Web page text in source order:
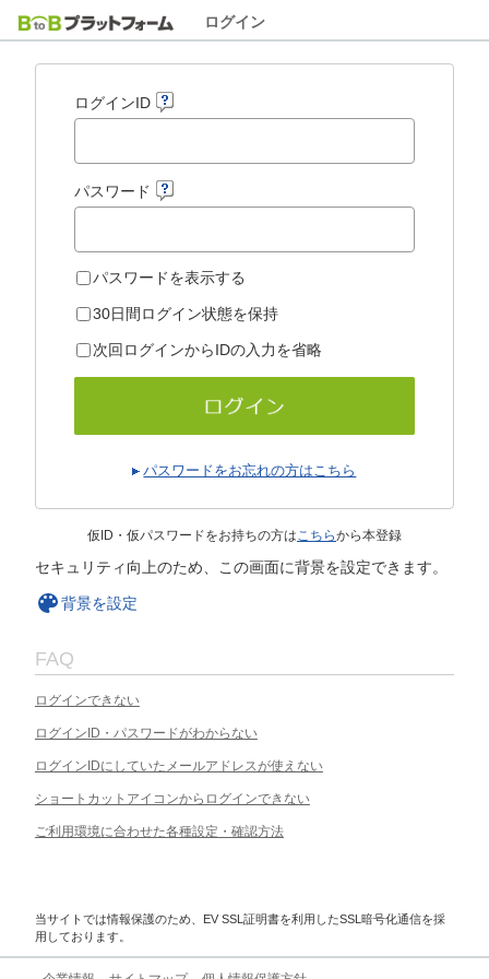
ログイン
ログインID
パスワード
パスワードを表示する
30日間ログイン状態を保持
次回ログインからIDの入力を省略
パスワードをお忘れの方はこちら
仮ID・仮パスワードをお持ちの方はこちらから本登録
セキュリティ向上のため、この画面に背景を設定できます。
背景を設定
FAQ
ログインできない
ログインID・パスワードがわからない
ログインIDにしていたメールアドレスが使えない
ショートカットアイコンからログインできない
ご利用環境に合わせた各種設定・確認方法
当サイトでは情報保護のため、EV SSL証明書を利用したSSL暗号化通信を採
用しております。